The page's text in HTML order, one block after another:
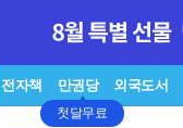
전자책 만권당
첫달무료
외국도서